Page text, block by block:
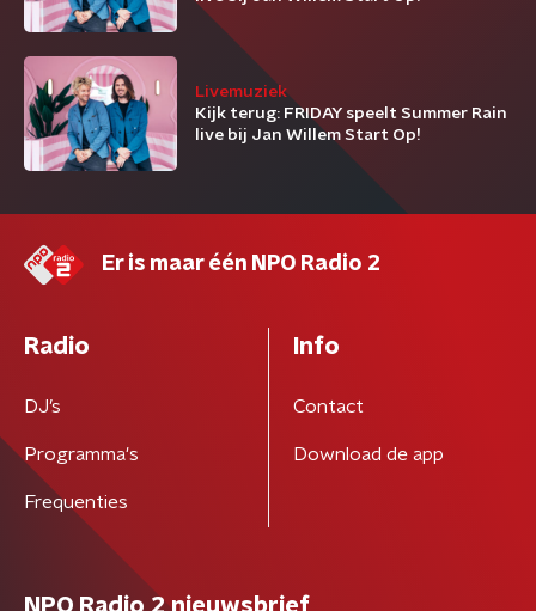
Livemuziek
Kijk terug: FRIDAY speelt Summer Rain
live bij Jan Willem Start Op!
Er is maar één NPO Radio 2
Radio
DJ’s
Programma's
Frequenties
Info
Contact
Download de app
NPO Radio 2 nieuwsbrief